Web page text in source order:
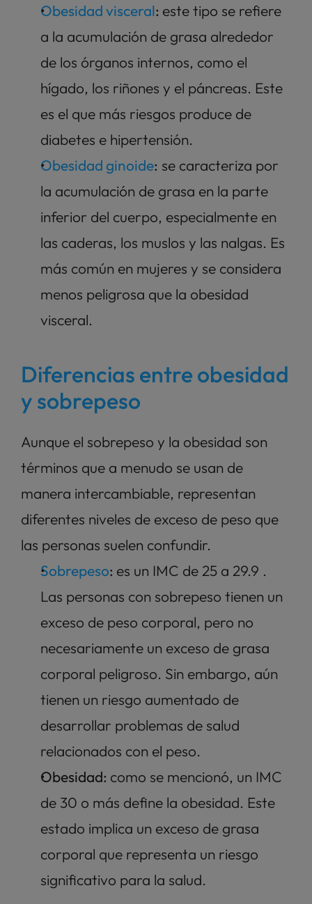
Obesidad visceral: este tipo se refiere
a la acumulación de grasa alrededor
de los órganos internos, como el
hígado, los riñones y el páncreas. Este
es el que más riesgos produce de
diabetes e hipertensión.
Obesidad ginoide: se caracteriza por
la acumulación de grasa en la parte
inferior del cuerpo, especialmente en
las caderas, los muslos y las nalgas. Es
más común en mujeres y se considera
menos peligrosa que la obesidad
visceral.
Diferencias entre obesidad
y sobrepeso
Aunque el sobrepeso y la obesidad son
términos que a menudo se usan de
manera intercambiable, representan
diferentes niveles de exceso de peso que
las personas suelen confundir.
Sobrepeso: es un IMC de 25 a 29.9 .
Las personas con sobrepeso tienen un
exceso de peso corporal, pero no
necesariamente un exceso de grasa
corporal peligroso. Sin embargo, aún
tienen un riesgo aumentado de
desarrollar problemas de salud
relacionados con el peso.
Obesidad: como se mencionó, un IMC
de 30 o más define la obesidad. Este
estado implica un exceso de grasa
corporal que representa un riesgo
significativo para la salud.